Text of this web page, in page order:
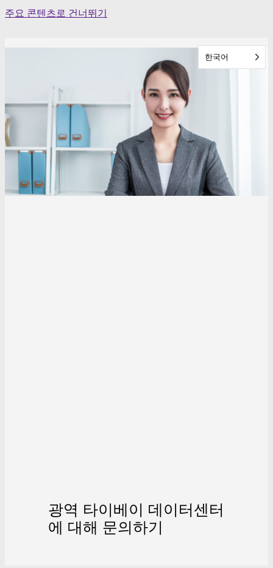
Skip
주요 콘텐츠로 건너뛰기
한국어
광역 타이베이 데이터센터
에 대해 문의하기